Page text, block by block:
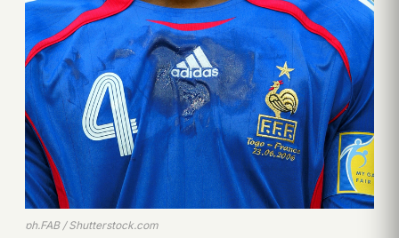
ph.FAB / Shutterstock.com